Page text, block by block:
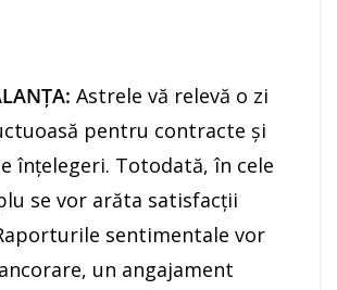
Astrele vă relevă o zi
pentru contracte şi
înţelegeri. Totodată, în cele
se vor arăta satisfacţii
sentimentale vor
un angajament